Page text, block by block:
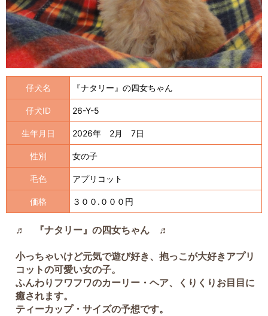
仔犬名 『ナタリー』の四女ちゃん
仔犬ID 26-Y-5
生年月日 2026年 2月 7日
性別 女の子
毛色 アプリコット
価格 ３００.０００円
♬ 『ナタリー』の四女ちゃん ♬
小っちゃいけど元気で遊び好き、抱っこが大好きアプリ
コットの可愛い女の子。
ふんわりフワフワのカーリー・ヘア、くりくりお目目に
癒されます。
ティーカップ・サイズの予想です。